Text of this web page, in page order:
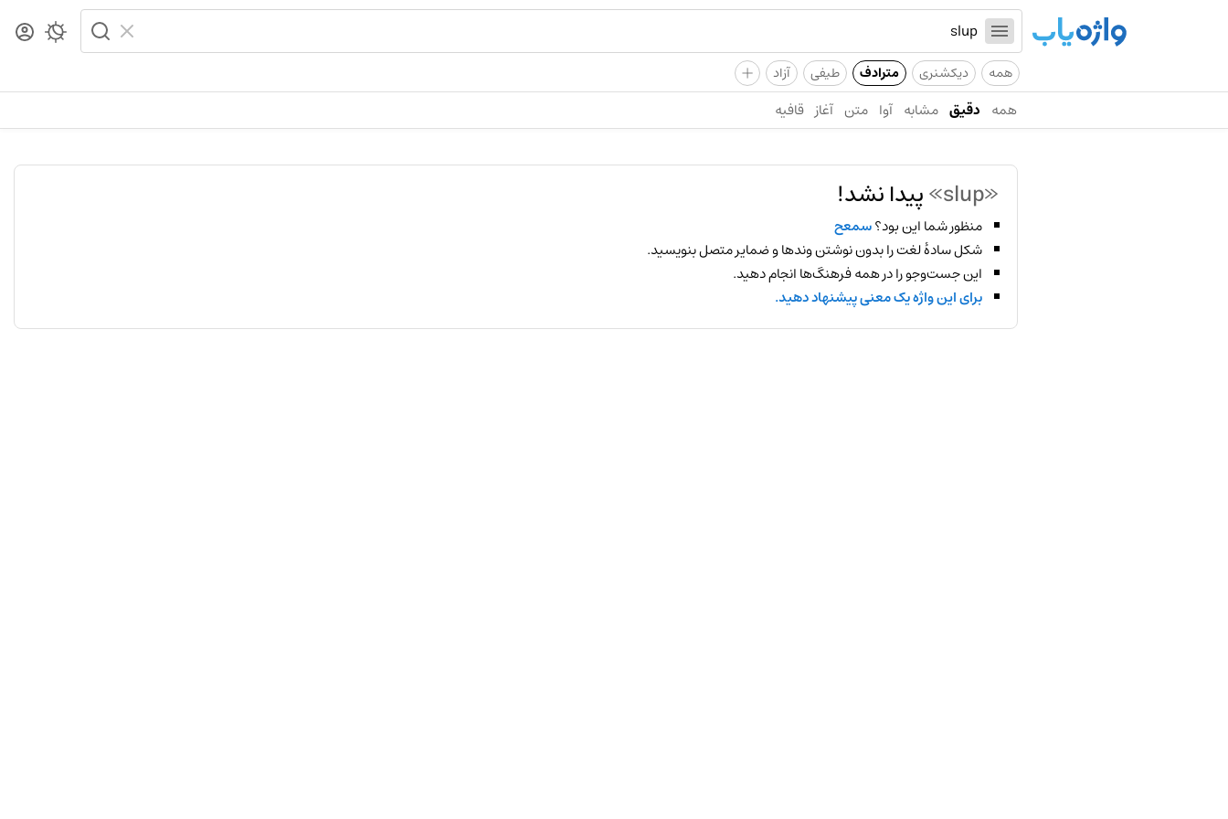
همه دیکشنری مترادف طیفی آزاد +
همه دقیق مشابه آوا متن آغاز قافیه
«slup» پیدا نشد!
منظور شما این بود؟سمعح
شکل سادهٔ لغت را بدون نوشتن وندها و ضمایر متصل بنویسید.
این جست‌وجو را در همه فرهنگ‌ها انجام دهید.
برای این واژه یک معنی پیشنهاد دهید.